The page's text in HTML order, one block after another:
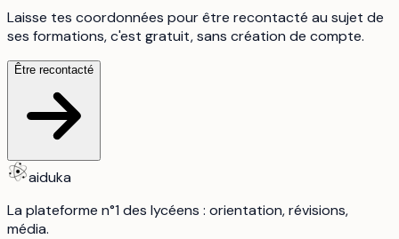
Laisse tes coordonnées pour être recontacté au sujet de
ses formations, c'est gratuit, sans création de compte.
Être recontacté
aiduka
La plateforme n°1 des lycéens : orientation, révisions,
média.